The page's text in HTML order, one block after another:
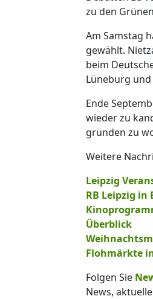
zu den
Am Samstag
gewählt.
beim
Lüneburg
Ende
wieder zu
gründen zu
Weitere
Leipzig
RB Leipzig
Überblick
Flohmärkte
Folgen Sie
News,